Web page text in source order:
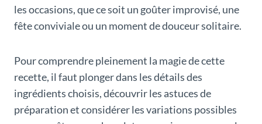
les occasions, que ce soit un goûter improvisé, une
fête conviviale ou un moment de douceur solitaire.
Pour comprendre pleinement la magie de cette
recette, il faut plonger dans les détails des
ingrédients choisis, découvrir les astuces de
préparation et considérer les variations possibles